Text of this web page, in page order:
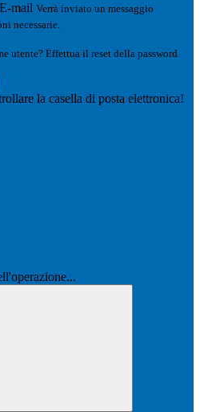
E-mail Verrà inviato un messaggio
necessarie.
utente? Effettua il reset della password
la casella di posta elettronica!